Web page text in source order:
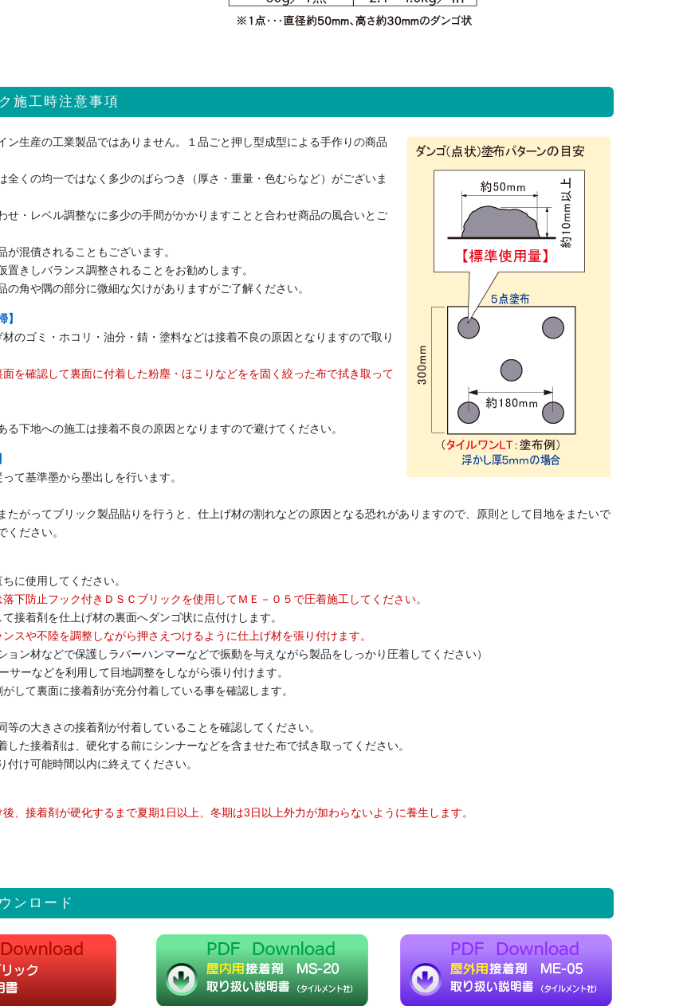
施工時注意事項
ン生産の工業製品ではありません。１品ごと押し型成型による手作りの商品
全くの均一ではなく多少のばらつき（厚さ・重量・色むらなど）がございま
せ・レベル調整なに多少の手間がかかりますことと合わせ商品の風合いとご
が混債されることもございます。
置きしバランス調整されることをお勧めします。
の角や隅の部分に微細な欠けがありますがご了解ください。
】
のゴミ・ホコリ・油分・錆・塗料などは接着不良の原因となりますので取り
面を確認して裏面に付着した粉塵・ほこりなどをを固く絞った布で拭き取って
る下地への施工は接着不良の原因となりますので避けてください。
て基準墨から墨出しを行います。
たがってブリック製品貼りを行うと、仕上げ材の割れなどの原因となる恐れがありますので、原則として目地をまたいで
ください。
に使用してください。
下防止フック付きＤＳＣブリックを使用してＭＥ－０５で圧着施工してください。
接着剤を仕上げ材の裏面へダンゴ状に点付けします。
スや不陸を調整しながら押さえつけるように仕上げ材を張り付けます。
ョン材などで保護しラバーハンマーなどで振動を与えながら製品をしっかり圧着してください）
サーなどを利用して目地調整をしながら張り付けます。
して裏面に接着剤が充分付着している事を確認します。
等の大きさの接着剤が付着していることを確認してください。
した接着剤は、硬化する前にシンナーなどを含ませた布で拭き取ってください。
付け可能時間以内に終えてください。
、接着剤が硬化するまで夏期1日以上、冬期は3日以上外力が加わらないように養生します。
ンロード